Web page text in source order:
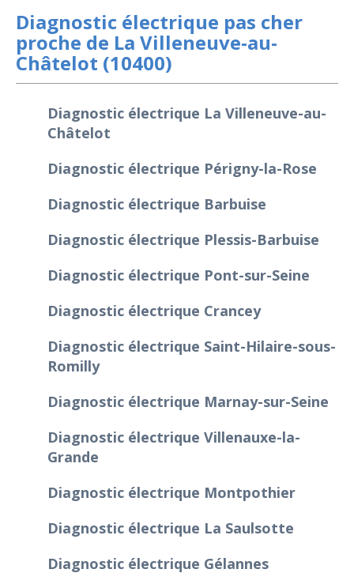
Diagnostic électrique pas cher
proche de La Villeneuve-au-
Châtelot (10400)
Diagnostic électrique La Villeneuve-au-
Châtelot
Diagnostic électrique Périgny-la-Rose
Diagnostic électrique Barbuise
Diagnostic électrique Plessis-Barbuise
Diagnostic électrique Pont-sur-Seine
Diagnostic électrique Crancey
Diagnostic électrique Saint-Hilaire-sous-
Romilly
Diagnostic électrique Marnay-sur-Seine
Diagnostic électrique Villenauxe-la-
Grande
Diagnostic électrique Montpothier
Diagnostic électrique La Saulsotte
Diagnostic électrique Gélannes